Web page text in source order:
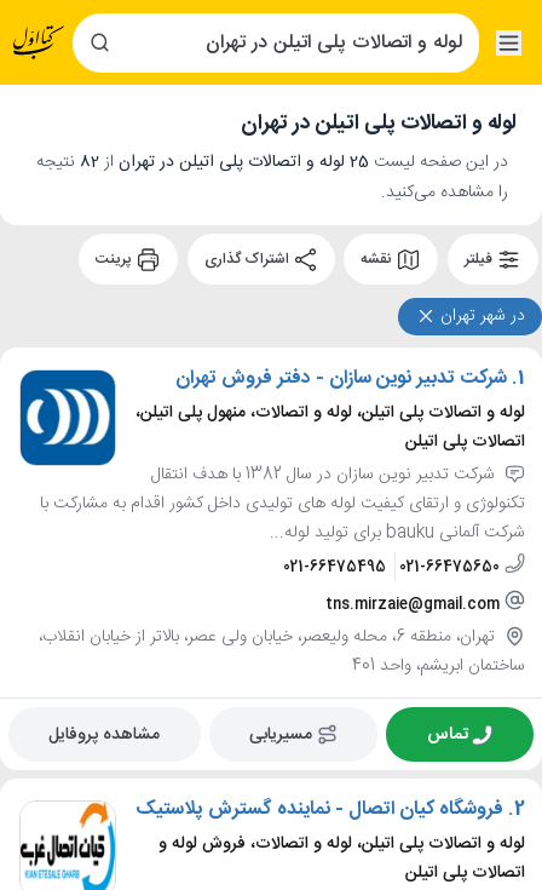
لوله و اتصالات پلی اتیلن در تهران
در این صفحه لیست 25 لوله و اتصالات پلی اتیلن در تهران از82 نتیجه
را مشاهده می‌کنید.
فیلتر نقشه
در شهر تهران
1. شرکت تدبیر نوین سازان - دفتر فروش تهران
لوله و اتصالات پلی اتیلن، لوله و اتصالات، منهول پلی اتیلن،
اتصالات پلی اتیلن
شرکت تدبیر نوین سازان در سال 1382 با هدف انتقال
تکنولوژی و ارتقای کیفیت لوله های تولیدی داخل کشور اقدام به مشارکت با
شرکت آلمانی bauku برای تولید لوله...
021-66475650
021-66475495
tns.mirzaie@gmail.com
تهران، منطقه 6، محله ولیعصر، خیابان ولی عصر، بالاتر از خیابان انقلاب،
ساختمان ابریشم، واحد 401
تماس مسیریابی مشاهده پروفایل
2. فروشگاه کیان اتصال - نماینده گسترش پلاستیک
لوله و اتصالات پلی اتیلن، لوله و اتصالات، فروش لوله و
اتصالات پلی اتیلن